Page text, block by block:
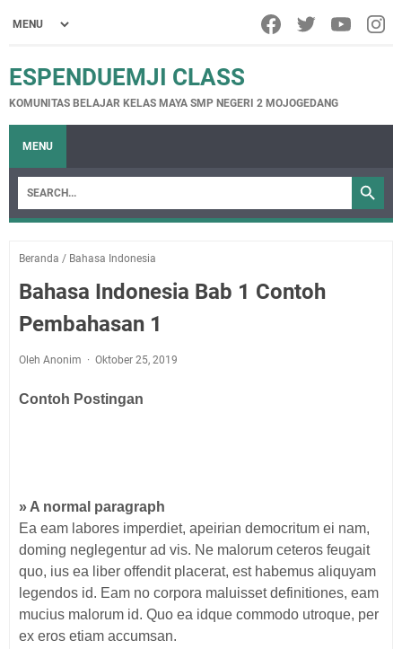
ESPENDUEMJI CLASS
KOMUNITAS BELAJAR KELAS MAYA SMP NEGERI 2 MOJOGEDANG
MENU
Beranda / Bahasa Indonesia
Bahasa Indonesia Bab 1 Contoh
Pembahasan 1
Oleh Anonim Oktober 25, 2019
Contoh Postingan
» A normal paragraph
Ea eam labores imperdiet, apeirian democritum ei nam,
doming neglegentur ad vis. Ne malorum ceteros feugait
quo, ius ea liber offendit placerat, est habemus aliquyam
legendos id. Eam no corpora maluisset definitiones, eam
mucius malorum id. Quo ea idque commodo utroque, per
ex eros etiam accumsan.